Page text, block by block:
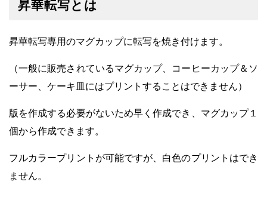
昇華転写とは
昇華転写専用のマグカップに転写を焼き付けます。
（一般に販売されているマグカップ、コーヒーカップ＆ソ
ーサー、ケーキ皿にはプリントすることはできません）
版を作成する必要がないため早く作成でき、マグカップ１
個から作成できます。
フルカラープリントが可能ですが、白色のプリントはでき
ません。